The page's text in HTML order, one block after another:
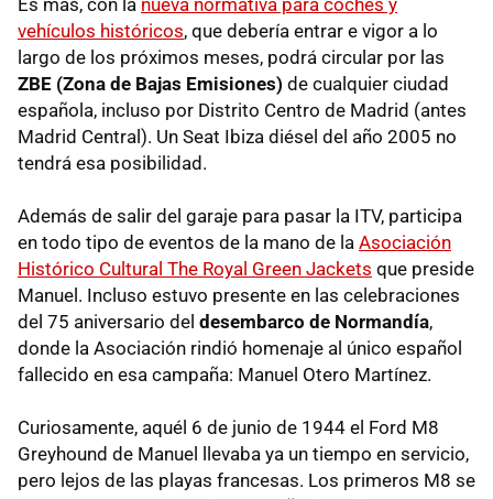
vehículos históricos, que debería entrar e vigor a lo
largo de los próximos meses, podrá circular por las
ZBE (Zona de Bajas Emisiones) de cualquier ciudad
española, incluso por Distrito Centro de Madrid (antes
Madrid Central). Un Seat Ibiza diésel del año 2005 no
tendrá esa posibilidad.
Además de salir del garaje para pasar la ITV, participa
en todo tipo de eventos de la mano de la Asociación
Histórico Cultural The Royal Green Jackets que preside
Manuel. Incluso estuvo presente en las celebraciones
del 75 aniversario del desembarco de Normandía,
donde la Asociación rindió homenaje al único español
fallecido en esa campaña: Manuel Otero Martínez.
Curiosamente, aquél 6 de junio de 1944 el Ford M8
Greyhound de Manuel llevaba ya un tiempo en servicio,
pero lejos de las playas francesas. Los primeros M8 se